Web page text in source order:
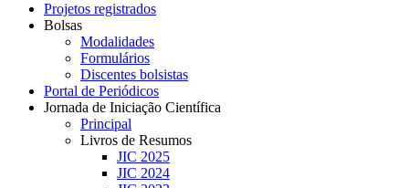
Projetos registrados
Bolsas
Modalidades
Formulários
Discentes bolsistas
Portal de Periódicos
Jornada de Iniciação Científica
Principal
Livros de Resumos
JIC 2025
JIC 2024